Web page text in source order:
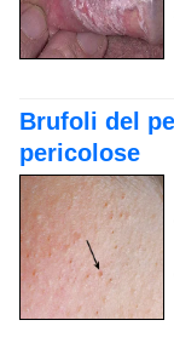
Brufoli del
pericolose